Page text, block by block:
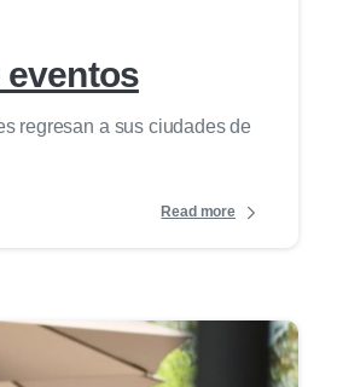
eventos
regresan a sus ciudades de
Read more